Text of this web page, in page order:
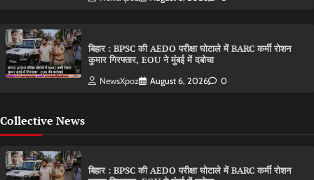
बिहार : BPSC की AEDO परीक्षा घोटाले में BARC कर्मी रोशन
कुमार गिरफ्तार, EOU ने मुंबई में दबोचा
NewsXpoz August 6, 2026 0
Collective News
बिहार : BPSC की AEDO परीक्षा घोटाले में BARC कर्मी रोशन